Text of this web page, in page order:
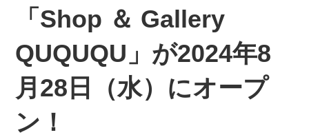
「Shop ＆ Gallery
QUQUQU」が2024年8
月28日（水）にオープ
ン！